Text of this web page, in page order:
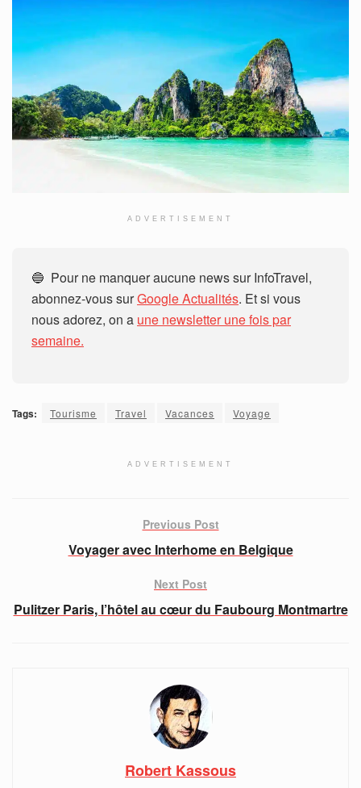
ADVERTISEMENT
🔵 Pour ne manquer aucune news sur InfoTravel,
abonnez-vous surGoogle Actualités. Et si vous
nous adorez, on a une newsletter une fois par
semaine.
Tags: Tourisme Travel Vacances Voyage
ADVERTISEMENT
Previous Post
Voyager avec Interhome en Belgique
Next Post
Pulitzer Paris, l’hôtel au cœur du Faubourg Montmartre
Robert Kassous